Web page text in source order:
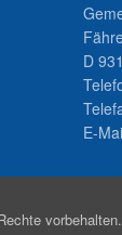
D
E-
vorbehalten.